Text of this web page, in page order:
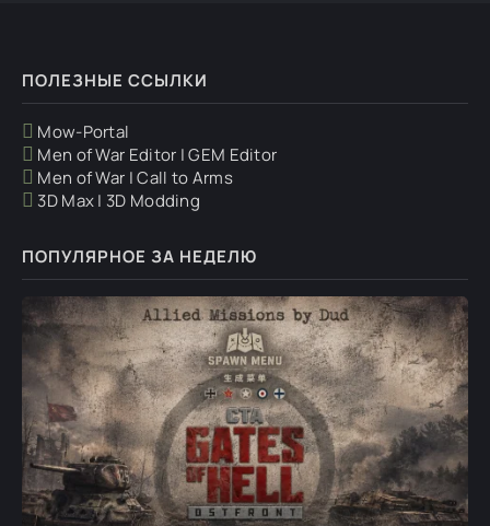
ПОЛЕЗНЫЕ ССЫЛКИ
Mow-Portal
Men of War Editor | GEM Editor
Men of War | Call to Arms
3D Max | 3D Modding
ПОПУЛЯРНОЕ ЗА НЕДЕЛЮ